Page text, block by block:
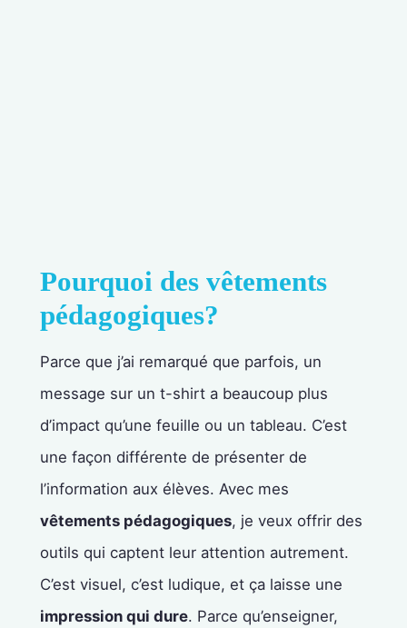
Pourquoi des vêtements
pédagogiques?
Parce que j’ai remarqué que parfois, un
message sur un t-shirt a beaucoup plus
d’impact qu’une feuille ou un tableau. C’est
une façon différente de présenter de
l’information aux élèves. Avec mes
vêtements pédagogiques, je veux offrir des
outils qui captent leur attention autrement.
C’est visuel, c’est ludique, et ça laisse une
impression qui dure. Parce qu’enseigner,